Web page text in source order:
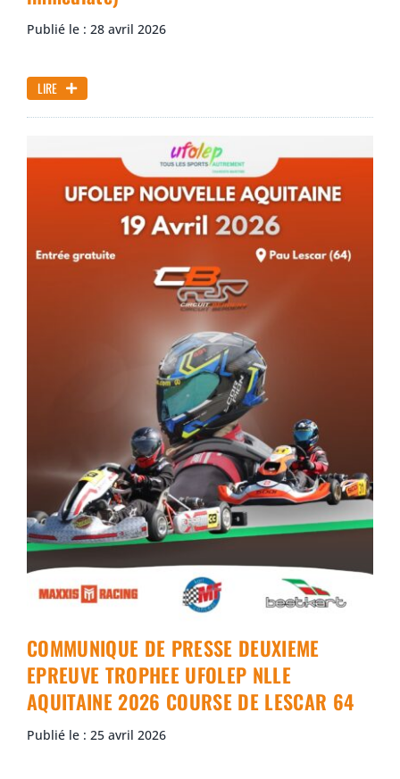
Publié le : 28 avril 2026
LIRE
COMMUNIQUE DE PRESSE DEUXIEME
EPREUVE TROPHEE UFOLEP NLLE
AQUITAINE 2026 COURSE DE LESCAR 64
Publié le : 25 avril 2026